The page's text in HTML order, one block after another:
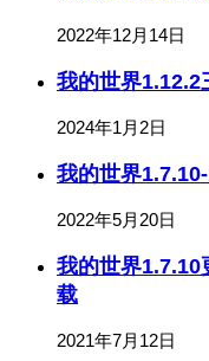
2022年12月14日
我的世界1.12.2
2024年1月2日
我的世界
2022年5月20日
我的世界
载
2021年7月12日